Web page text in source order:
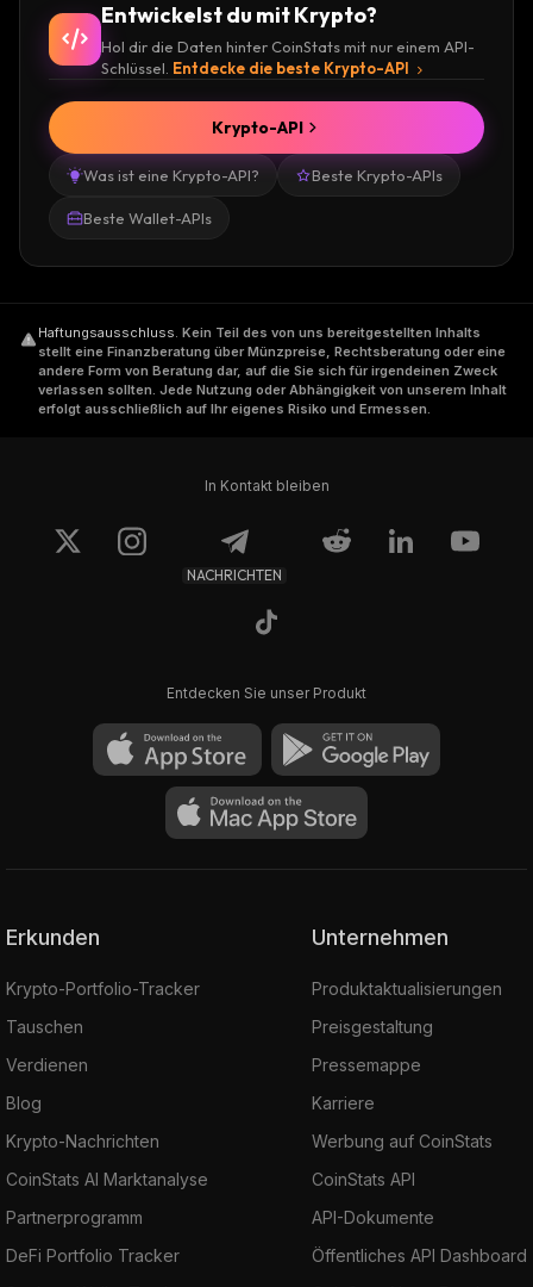
Entwickelst du mit Krypto?
Hol dir die Daten hinter CoinStats mit nur einem API-
Schlüssel. Entdecke die beste Krypto-API
Was ist eine Krypto-API? Beste Krypto-APIs
Beste Wallet-APIs
Krypto-API
Haftungsausschluss. Kein Teil des von uns bereitgestellten Inhalts
stellt eine Finanzberatung über Münzpreise, Rechtsberatung oder eine
andere Form von Beratung dar, auf die Sie sich für irgendeinen Zweck
verlassen sollten. Jede Nutzung oder Abhängigkeit von unserem Inhalt
erfolgt ausschließlich auf Ihr eigenes Risiko und Ermessen.
In Kontakt bleiben
NACHRICHTEN
Entdecken Sie unser Produkt
Erkunden
Krypto-Portfolio-Tracker
Tauschen
Verdienen
Blog
Krypto-Nachrichten
CoinStats AI Marktanalyse
Partnerprogramm
DeFi Portfolio Tracker
Unternehmen
Produktaktualisierungen
Preisgestaltung
Pressemappe
Karriere
Werbung auf CoinStats
CoinStats API
API-Dokumente
Öffentliches API Dashboard